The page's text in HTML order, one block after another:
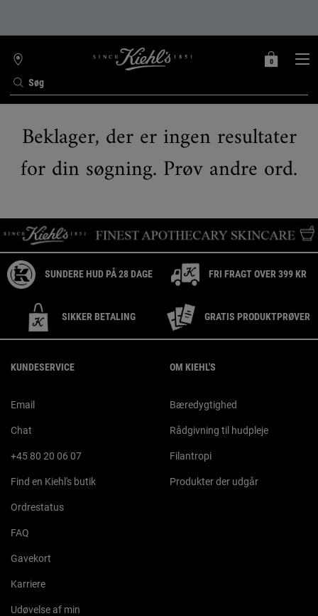
Søg
FIND
BUTIK
MIN
0
0 PRODUKT
Beklager, der er ingen resultater
for din søgning. Prøv andre ord.
SUNDERE HUD PÅ 28 DAGE FRI FRAGT OVER 399 KR
SIKKER BETALING GRATIS PRODUKTPRØVER
KUNDESERVICE
Email
Chat
+45 80 20 06 07
Find en Kiehl's butik
Ordrestatus
FAQ
Gavekort
Karriere
Udøvelse af min
OM KIEHL'S
Bæredygtighed
Rådgivning til hudpleje
Filantropi
Produkter der udgår